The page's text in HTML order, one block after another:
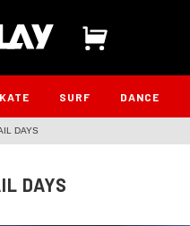
SURF DANCE
DAYS
DAYS